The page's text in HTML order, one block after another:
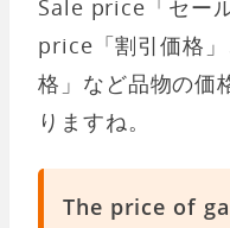
Sale price「セー
price「割引価格
格」など品物の価
りますね。
The price of